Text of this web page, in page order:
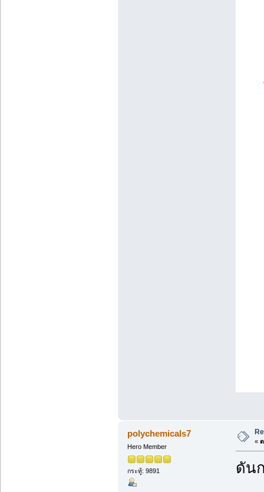
polychemicals7
Hero Member
กระทู้: 9891
«
ดัน